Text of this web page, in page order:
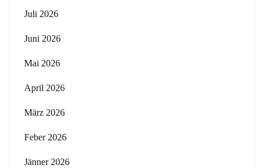
Juli 2026
Juni 2026
Mai 2026
April 2026
März 2026
Feber 2026
Jänner 2026